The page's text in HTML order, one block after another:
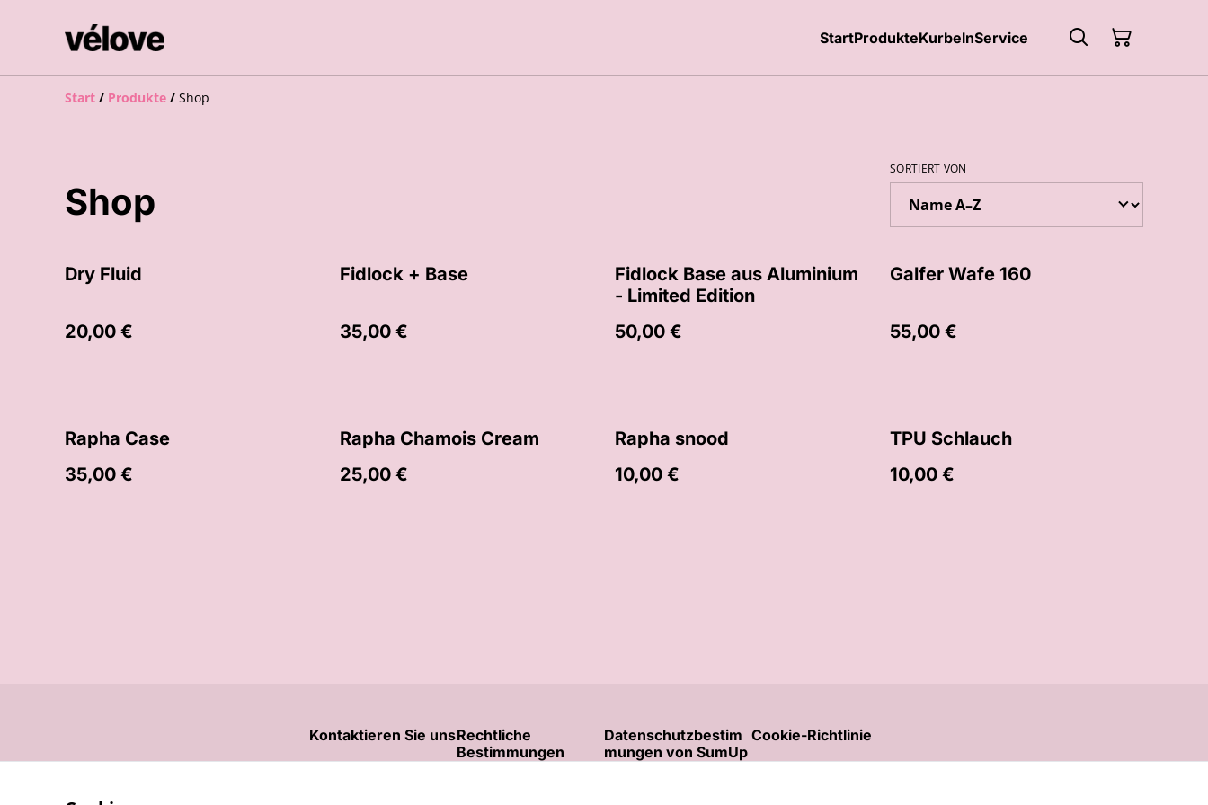
StartProdukteKurbelnService
Start / Produkte / Shop
Shop
SORTIERT VON
Dry Fluid
20,00 €
Fidlock + Base
35,00 €
Fidlock Base aus Aluminium
- Limited Edition
50,00 €
Galfer Wafe 160
55,00 €
Rapha Case
35,00 €
Rapha Chamois Cream
25,00 €
Rapha snood
10,00 €
TPU Schlauch
10,00 €
Kontaktieren Sie unsRechtliche
Bestimmungen
Datenschutzbestim
mungen von SumUp
Cookie-Richtlinie